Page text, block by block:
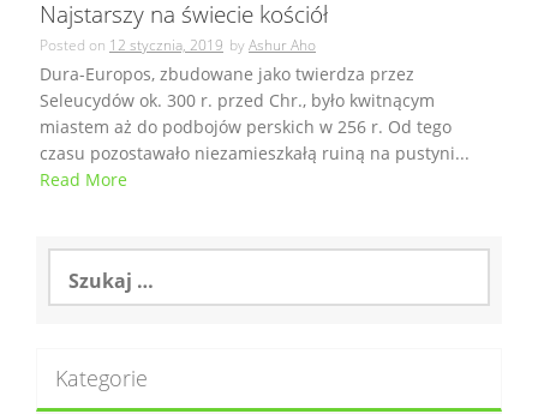
Najstarszy na świecie kościół
Posted on 12 stycznia, 2019 byAshur Aho
Dura-Europos, zbudowane jako twierdza przez
Seleucydów ok. 300 r. przed Chr., było kwitnącym
miastem aż do podbojów perskich w 256 r. Od tego
czasu pozostawało niezamieszkałą ruiną na pustyni...
Read More
Szukaj:
Kategorie